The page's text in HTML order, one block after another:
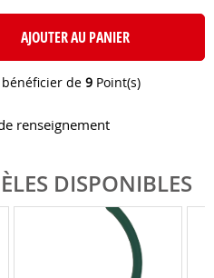
AJOUTER AU PANIER
de 9 Point(s)
renseignement
DISPONIBLES